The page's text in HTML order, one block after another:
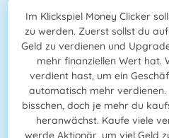
Im Klickspiel Money Clicker
zu werden. Zuerst sollst du
Geld zu verdienen und
mehr finanziellen Wert hat.
verdient hast, um ein
automatisch mehr
bisschen, doch je mehr du
heranwächst. Kaufe viele
werde Aktionär, um viel Geld